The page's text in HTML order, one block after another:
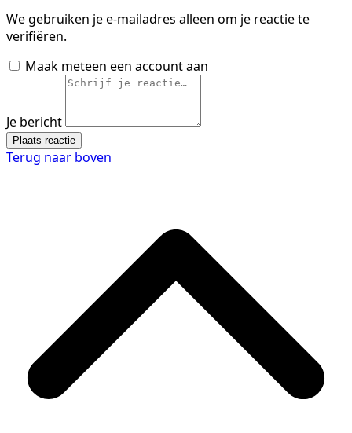
We gebruiken je e-mailadres alleen om je reactie te
verifiëren.
Maak meteen een account aan
Je bericht
Plaats reactie
Terug naar boven